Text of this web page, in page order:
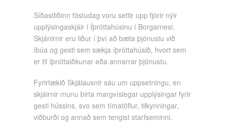
Síðastliðinn föstudag voru settir upp fjórir nýir
upplýsingaskjáir í Íþróttahúsinu í Borgarnesi.
Skjánirnir eru liður í því að bæta þjónustu við
íbúa og gesti sem sækja íþróttahúsið, hvort sem
er til íþróttaiðkunar eða annarrar þjónustu.
Fyrirtækið Skjálausnir sáu um uppsetningu, en
skjáirnir munu birta margvíslegar upplýsingar fyrir
gesti hússins, svo sem tímatöflur, tilkynningar,
viðburði og annað sem tengist starfseminni.